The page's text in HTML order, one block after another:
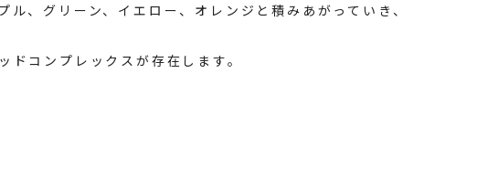
ル、グリーン、イエロー、オレンジと積みあがっていき、
ドコンプレックスが存在します。